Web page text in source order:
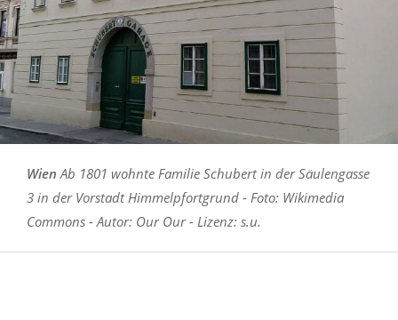
Wien Ab 1801 wohnte Familie Schubert in der Säulengasse
3 in der Vorstadt Himmelpfortgrund - Foto: Wikimedia
Commons - Autor: Our Our - Lizenz: s.u.